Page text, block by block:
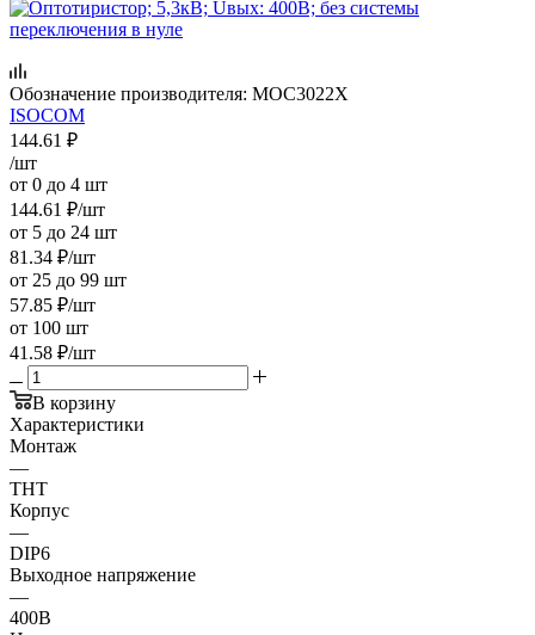
Обозначение производителя: MOC3022X
ISOCOM
144.61 ₽
/шт
от 0 до 4 шт
144.61 ₽/шт
от 5 до 24 шт
81.34 ₽/шт
от 25 до 99 шт
57.85 ₽/шт
от 100 шт
41.58 ₽/шт
В корзину
Характеристики
Монтаж
—
THT
Корпус
—
DIP6
Выходное напряжение
—
400В